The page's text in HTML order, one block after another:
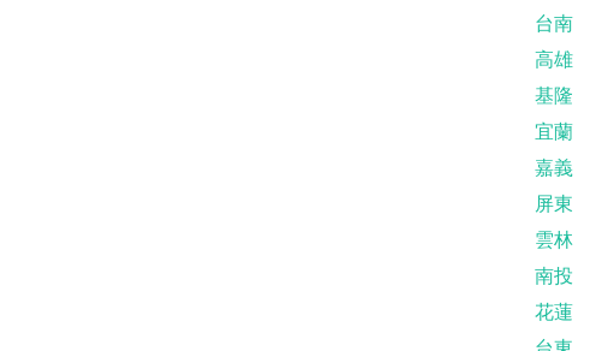
台南
高雄
基隆
宜蘭
嘉義
屏東
雲林
南投
花蓮